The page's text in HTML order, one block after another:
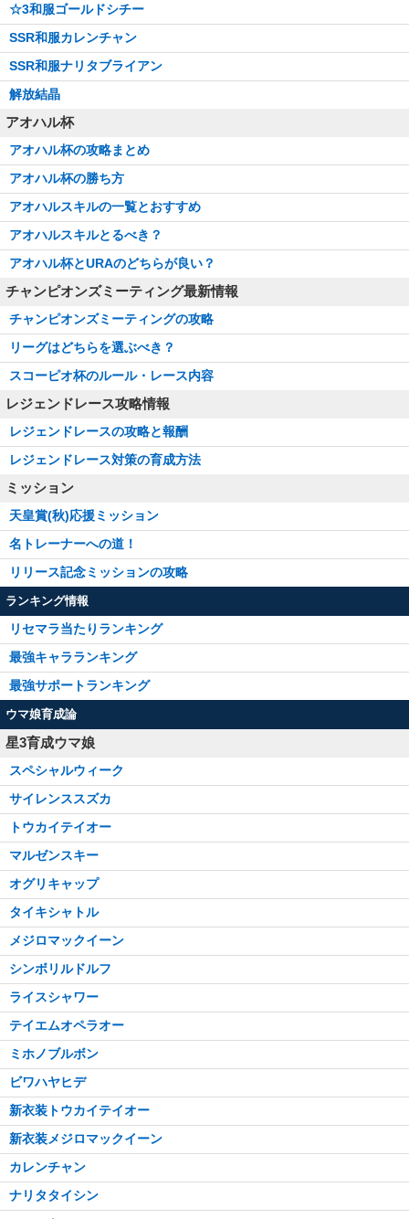
☆3和服ゴールドシチー
SSR和服カレンチャン
SSR和服ナリタブライアン
解放結晶
アオハル杯
アオハル杯の攻略まとめ
アオハル杯の勝ち方
アオハルスキルの一覧とおすすめ
アオハルスキルとるべき？
アオハル杯とURAのどちらが良い？
チャンピオンズミーティング最新情報
チャンピオンズミーティングの攻略
リーグはどちらを選ぶべき？
スコーピオ杯のルール・レース内容
レジェンドレース攻略情報
レジェンドレースの攻略と報酬
レジェンドレース対策の育成方法
ミッション
天皇賞(秋)応援ミッション
名トレーナーへの道！
リリース記念ミッションの攻略
ランキング情報
リセマラ当たりランキング
最強キャラランキング
最強サポートランキング
ウマ娘育成論
星3育成ウマ娘
スペシャルウィーク
サイレンススズカ
トウカイテイオー
マルゼンスキー
オグリキャップ
タイキシャトル
メジロマックイーン
シンボリルドルフ
ライスシャワー
テイエムオペラオー
ミホノブルボン
ビワハヤヒデ
新衣装トウカイテイオー
新衣装メジロマックイーン
カレンチャン
ナリタタイシン